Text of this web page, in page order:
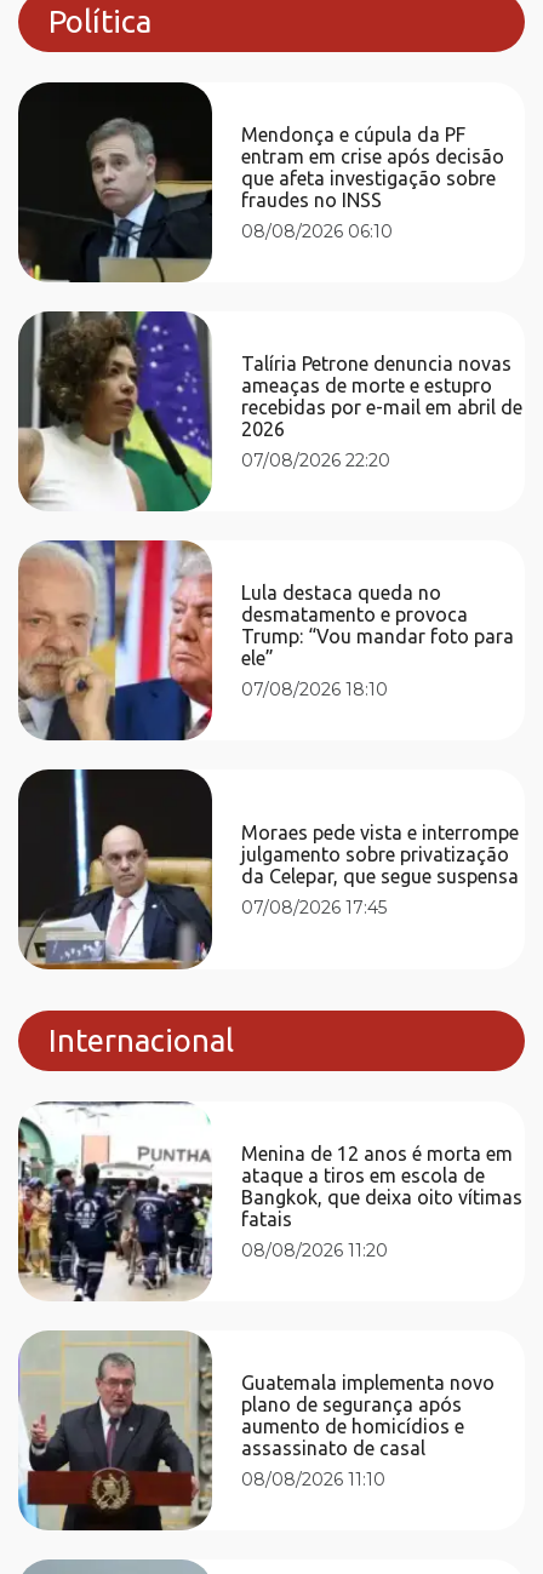
Política
Mendonça e cúpula da PF
entram em crise após decisão
que afeta investigação sobre
fraudes no INSS
08/08/2026 06:10
Talíria Petrone denuncia novas
ameaças de morte e estupro
recebidas por e-mail em abril de
2026
07/08/2026 22:20
Lula destaca queda no
desmatamento e provoca
Trump: “Vou mandar foto para
ele”
07/08/2026 18:10
Moraes pede vista e interrompe
julgamento sobre privatização
da Celepar, que segue suspensa
07/08/2026 17:45
Internacional
Menina de 12 anos é morta em
ataque a tiros em escola de
Bangkok, que deixa oito vítimas
fatais
08/08/2026 11:20
Guatemala implementa novo
plano de segurança após
aumento de homicídios e
assassinato de casal
08/08/2026 11:10